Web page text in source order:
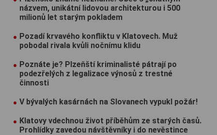
názvem, unikátní lidovou architekturou i 500
milionů let starým pokladem
Pozadí krvavého konfliktu v Klatovech. Muž
pobodal rivala kvůli nočnímu klidu
Poznáte je? Plzeňští kriminalisté pátrají po
podezřelých z legalizace výnosů z trestné
činnosti
V bývalých kasárnách na Slovanech vypukl požár!
Klatovy vdechnou život příběhům ze starých časů.
Prohlídky zavedou návštěvníky i do nevěstince